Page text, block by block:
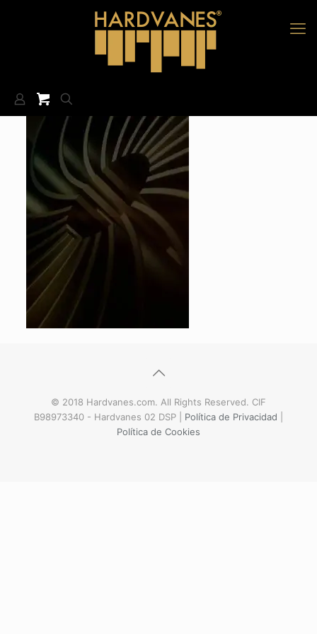
© 2018 Hardvanes.com. All Rights Reserved. CIF
B98973340 - Hardvanes 02 DSP | Política de Privacidad
Política de Cookies